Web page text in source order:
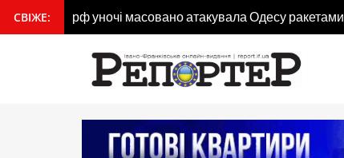
вмісту
СВІЖЕ: рф уночі масовано атакувала Одесу ракетами